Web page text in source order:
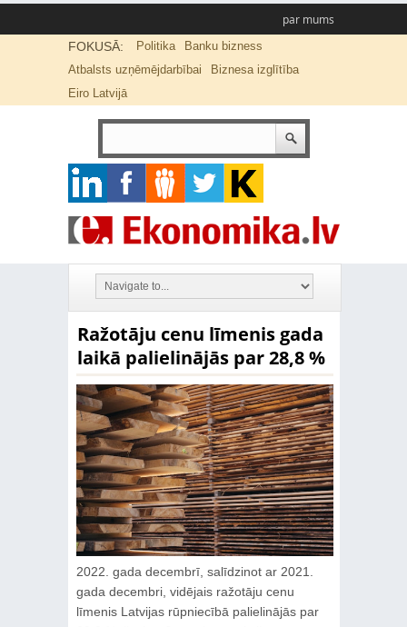
par mums
FOKUSĀ: Politika
Banku bizness
Atbalsts uzņēmējdarbībai
Biznesa izglītība
Eiro Latvijā
Ražotāju cenu līmenis gada
laikā palielinājās par 28,8 %
2022. gada decembrī, salīdzinot ar 2021.
gada decembri, vidējais ražotāju cenu
līmenis Latvijas rūpniecībā palielinājās par